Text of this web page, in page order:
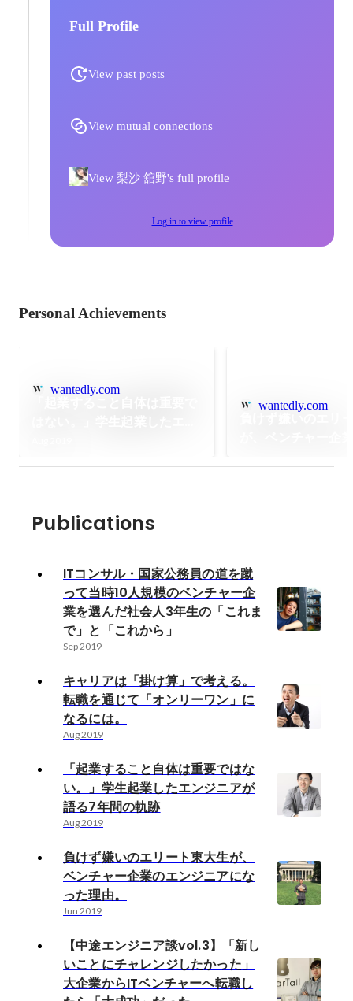
Full Profile
View past posts
View mutual connections
View 梨沙 舘野's full profile
Log in to view profile
Personal Achievements
wantedly.com
wantedly.com
Publications
ITコンサル・国家公務員の道を蹴
って当時10人規模のベンチャー企
業を選んだ社会人3年生の「これま
で」と「これから」
Sep 2019
キャリアは「掛け算」で考える。
転職を通じて「オンリーワン」に
なるには。
Aug 2019
「起業すること自体は重要ではな
い。」学生起業したエンジニアが
語る7年間の軌跡
Aug 2019
負けず嫌いのエリート東大生が、
ベンチャー企業のエンジニアにな
った理由。
Jun 2019
【中途エンジニア談vol.3】「新し
いことにチャレンジしたかった」
大企業からITベンチャーへ転職し